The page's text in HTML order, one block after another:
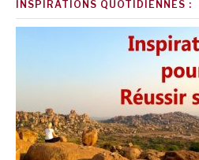
INSPIRATIONS QUOTIDIENNES :